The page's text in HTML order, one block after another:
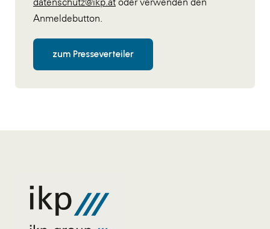
Anmeldebutton.
zum Presseverteiler